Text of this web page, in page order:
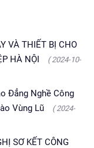
VÀ THIẾT BỊ CHO
HÀ NỘI
( 2024-10-
Đẳng Nghề Công
Vùng Lũ
( 2024-
SƠ KẾT CÔNG